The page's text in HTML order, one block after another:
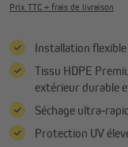
Prix TTC + frais de livraison
Installation
Tissu HDPE
extérieur durable
Séchage
Protection UV